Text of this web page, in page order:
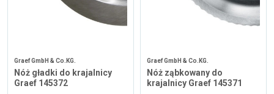
Graef GmbH & Co.KG.
Nóż gładki do krajalnicy
Graef 145372
Graef GmbH & Co.KG.
Nóż ząbkowany do
krajalnicy Graef 145371